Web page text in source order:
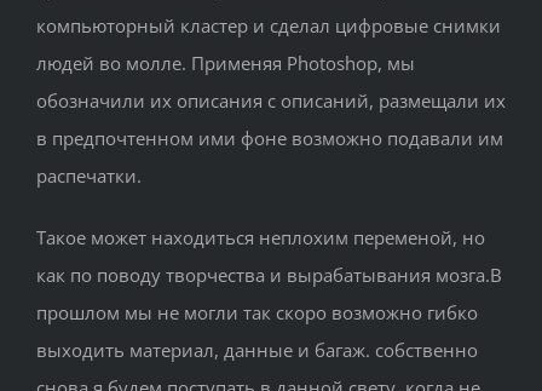
компьюторный кластер и сделал цифровые снимки
людей во молле. Применяя Photoshop, мы
обозначили их описания с описаний, размещали их
в предпочтенном ими фоне возможно подавали им
распечатки.
Такое может находиться неплохим переменой, но
как по поводу творчества и вырабатывания мозга.В
прошлом мы не могли так скоро возможно гибко
выходить материал, данные и багаж. собственно